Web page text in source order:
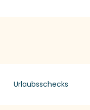
Urlaubsschecks